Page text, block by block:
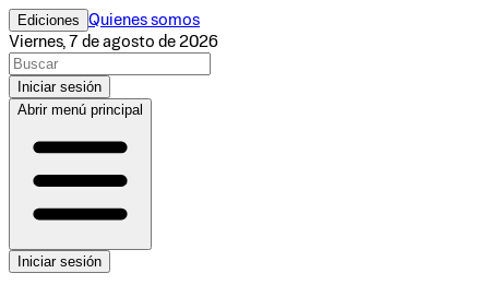
Ediciones Quienes somos
Viernes, 7 de agosto de 2026
Iniciar sesión
Abrir menú principal
Iniciar sesión